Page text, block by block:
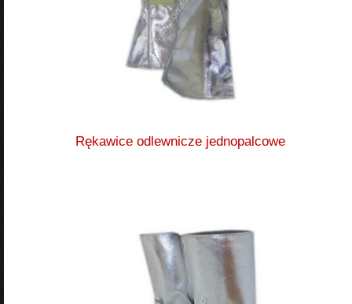
Rękawice odlewnicze jednopalcowe